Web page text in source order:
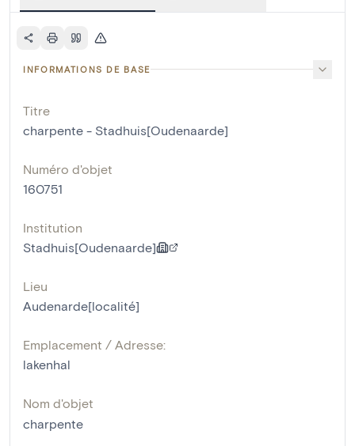
INFORMATIONS DE BASE
Titre
charpente - Stadhuis[Oudenaarde]
Numéro d'objet
160751
Institution
Stadhuis[Oudenaarde]
Lieu
Audenarde[localité]
Emplacement / Adresse:
lakenhal
Nom d'objet
charpente